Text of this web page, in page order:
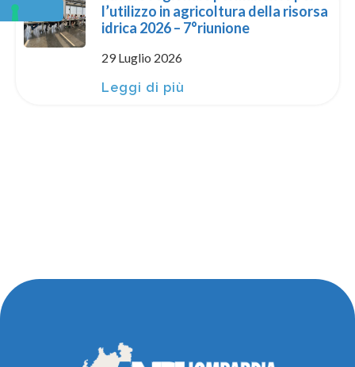
l’utilizzo in agricoltura della risorsa
idrica 2026 – 7°riunione
29 Luglio 2026
Leggi di più